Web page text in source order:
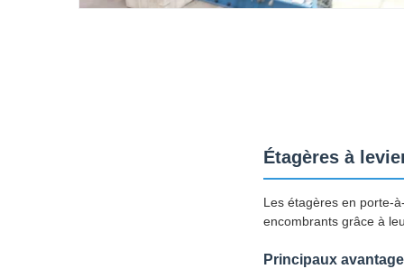
Étagères à
Les étagères en porte-
encombrants grâce à
Principaux